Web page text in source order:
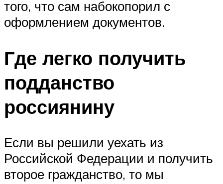
того, что сам набокопорил с
оформлением документов.
Где легко получить
подданство
россиянину
Если вы решили уехать из
Российской Федерации и получить
второе гражданство, то мы